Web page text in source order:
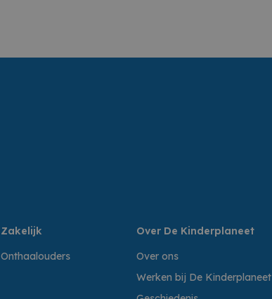
Zakelijk
Onthaalouders
Over De Kinderplaneet
Over ons
Werken bij De Kinderplaneet